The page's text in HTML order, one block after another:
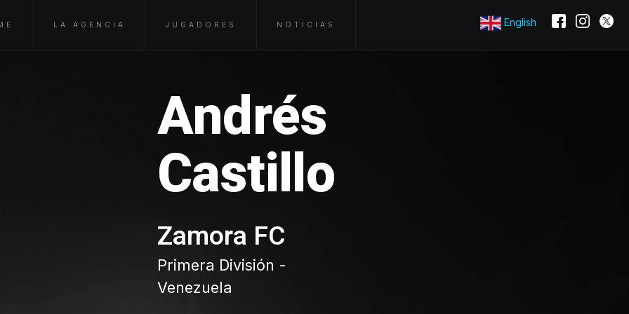
LA AGENCIA JUGADORES NOTICIAS English
Andrés
Castillo
Zamora FC
Primera División -
Venezuela